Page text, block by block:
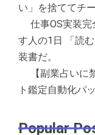
い」を捨ててチ
仕事OS実装
す人の1日 「読
装書だ。
【副業占い
ト鑑定自動化パ
Popular